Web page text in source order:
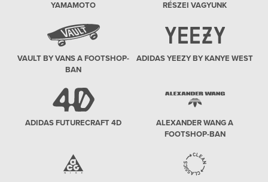
YAMAMOTO
RÉSZEI VAGYUNK
VAULT BY VANS A FOOTSHOP-
BAN
ADIDAS YEEZY BY KANYE WEST
ADIDAS FUTURECRAFT 4D
ALEXANDER WANG A
FOOTSHOP-BAN